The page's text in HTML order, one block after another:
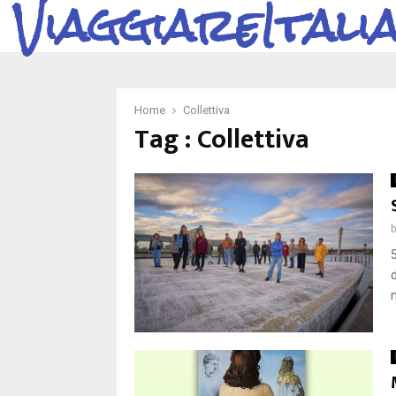
Home Collettiva
Tag : Collettiva